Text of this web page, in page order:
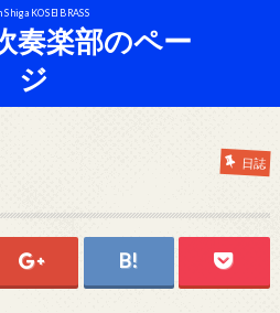
Shiga KOSEI BRASS
奏楽部のペー
ジ
日誌